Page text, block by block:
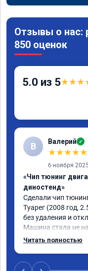
Отзывы о нас:
850 оценок
5.0 из 5★★★
В Валерий ✓
★★★★★
6 ноября
«Чип тюнинг
диностенд»
Сделали чип
Туарег (2008 год,
без удаления и
Машина стала не
низких оборотах и
акселератора
Читать полностью